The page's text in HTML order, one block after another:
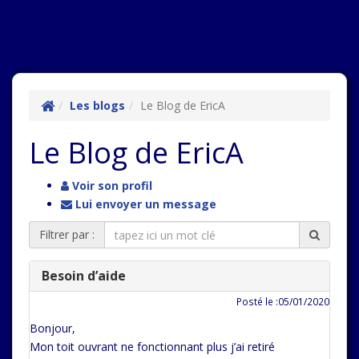
Les blogs Le Blog de EricA
Le Blog de EricA
Voir son profil
Lui envoyer un message
Filtrer par :
Besoin d’aide
Posté le :05/01/2020
Bonjour,
Mon toit ouvrant ne fonctionnant plus j’ai retiré